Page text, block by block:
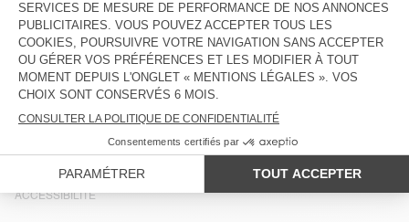
Tél. :null
E-mail :contact@americanvintage-store.com
FRANCE
LANGUE :
ACCESSIBILITÉ